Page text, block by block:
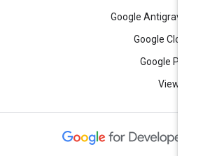
Google
Google
Google
View